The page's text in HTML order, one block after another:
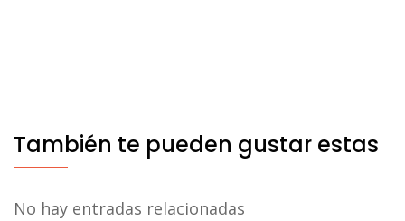
También te pueden gustar estas
No hay entradas relacionadas